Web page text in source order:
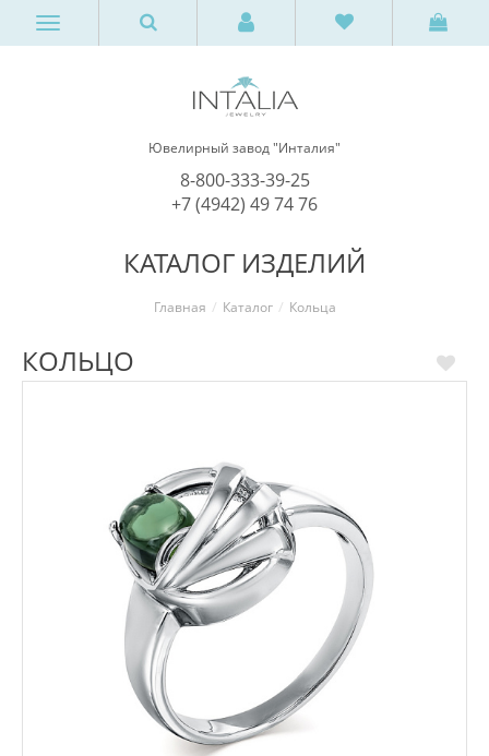
Ювелирный завод "Инталия"
8-800-333-39-25
+7 (4942) 49 74 76
КАТАЛОГ ИЗДЕЛИЙ
Главная Каталог Кольца
КОЛЬЦО